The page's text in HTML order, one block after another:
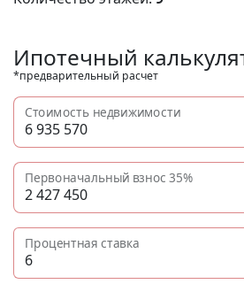
Ипотечный
*предварительный расчет
Стоимость недвижимости
Первоначальный взнос35%
Процентная ставка